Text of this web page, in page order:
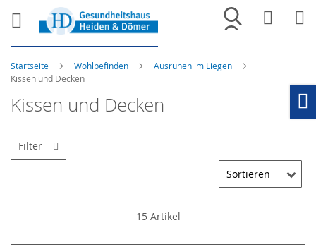
Merkliste
Startseite Wohlbefinden
Ausruhen im Liegen
Kissen und Decken
Kissen und Decken
15Artikel
Filter